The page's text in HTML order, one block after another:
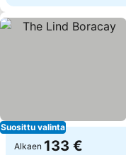
Suosittu valinta
Alkaen 133 €